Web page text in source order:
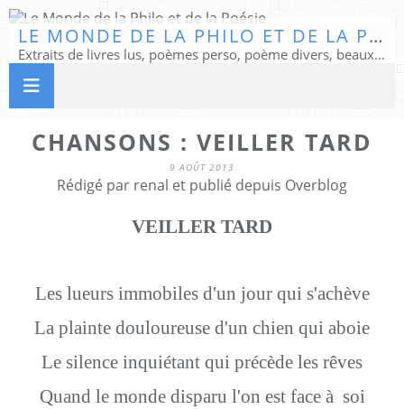
LE MONDE DE LA PHILO ET DE LA POÉSIE
Extraits de livres lus, poèmes perso, poème divers, beaux textes...
CHANSONS : VEILLER TARD
9 AOÛT 2013
Rédigé par renal et publié depuis Overblog
VEILLER TARD
Les lueurs immobiles d'un jour qui s'achève
La plainte douloureuse d'un chien qui aboie
Le silence inquiétant qui précède les rêves
Quand le monde disparu l'on est face à soi